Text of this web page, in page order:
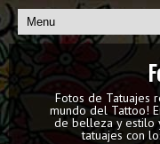
Fotos de Tatuajes
mundo del Tattoo!
de belleza y estilo
tatuajes con